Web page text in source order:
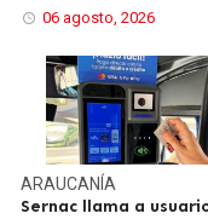
06 agosto, 2026
ARAUCANÍA
Sernac llama a